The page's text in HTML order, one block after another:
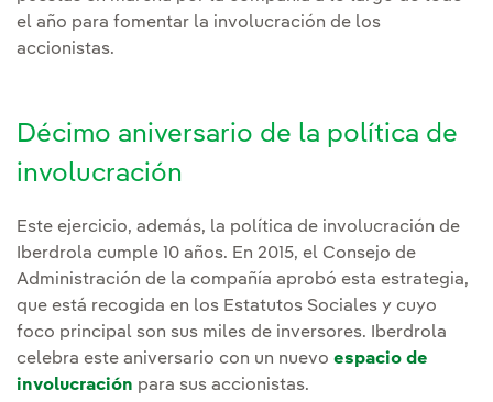
el año para fomentar la involucración de los
accionistas.
Décimo aniversario de la política de
involucración
Este ejercicio, además, la política de involucración de
Iberdrola cumple 10 años. En 2015, el Consejo de
Administración de la compañía aprobó esta estrategia,
que está recogida en los Estatutos Sociales y cuyo
foco principal son sus miles de inversores. Iberdrola
celebra este aniversario con un nuevo espacio de
involucración para sus accionistas.